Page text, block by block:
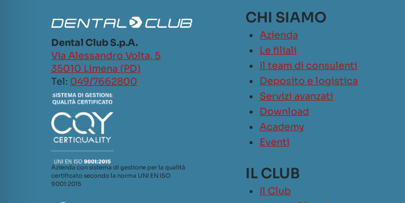
Dental Club S.p.A.
Via Alessandro Volta, 5
35010 Limena (PD)
Tel: 049/7662800
Azienda con sistema di gestione per la qualità
certificato secondo la norma UNI EN ISO
9001:2015
CHI SIAMO
Azienda
Le filiali
Il team di consulenti
Deposito e logistica
Servizi avanzati
Download
Academy
Eventi
IL CLUB
Il Club